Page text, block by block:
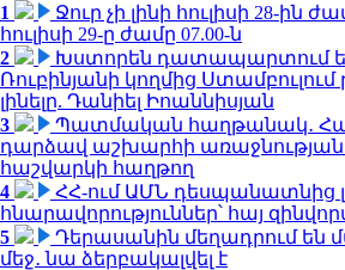
1
Ջուր չի լինի հուլիսի 28-ին
հուլիսի 29-ը ժամը 07.00-ն
2
Խստորեն դատապարտում
Ռուբինյանի կողմից
լինելը. Դանիել Իոաննիսյան
3
Պատմական հաղթանակ․
դարձավ աշխարհի առաջնության
հաշվարկի հաղթող
4
ՀՀ-ում ԱՄՆ դեսպանատնից
հնարավորություններ՝ հայ
5
Դերասանին մեղադրում են
մեջ․ նա ձերբակալվել է